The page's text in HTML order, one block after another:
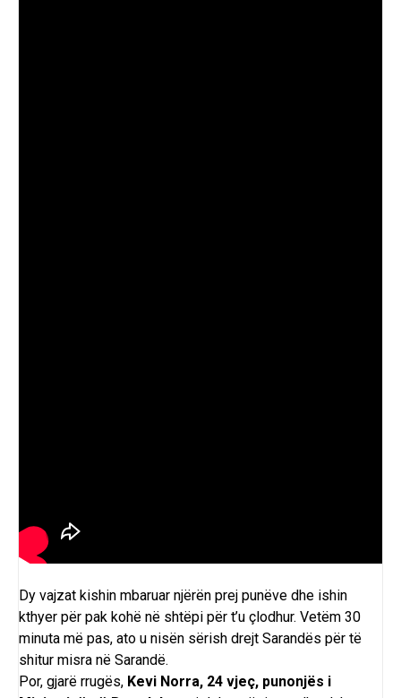
Dy vajzat kishin mbaruar njërën prej punëve dhe ishin
kthyer për pak kohë në shtëpi për t’u çlodhur. Vetëm 30
minuta më pas, ato u nisën sërish drejt Sarandës për të
shitur misra në Sarandë.
Por, gjarë rrugës, Kevi Norra, 24 vjeç, punonjës i